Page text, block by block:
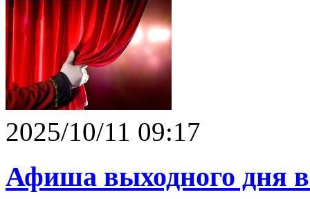
2025/10/11 09:17
Афиша выходного дня